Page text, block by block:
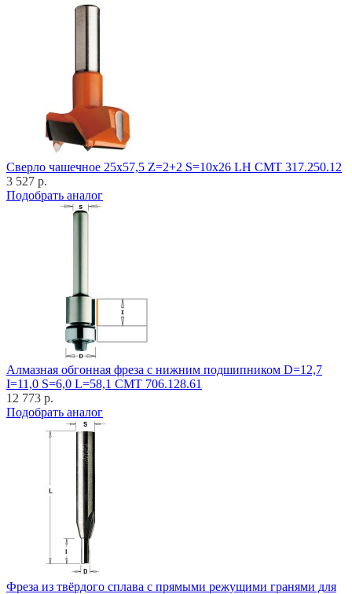
Cверло чашечное 25x57,5 Z=2+2 S=10x26 LH CMT 317.250.12
3 527 р.
Подобрать аналог
Алмазная обгонная фреза с нижним подшипником D=12,7
I=11,0 S=6,0 L=58,1 CMT 706.128.61
12 773 р.
Подобрать аналог
Фреза из твёрдого сплава с прямыми режущими гранями для